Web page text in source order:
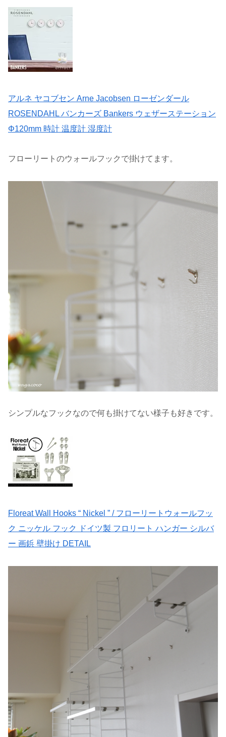
アルネ ヤコブセン Arne Jacobsen ローゼンダール
ROSENDAHL バンカーズ Bankers ウェザーステーション
Φ120mm 時計 温度計 湿度計
フローリートのウォールフックで掛けてます。
シンプルなフックなので何も掛けてない様子も好きです。
Floreat Wall Hooks “ Nickel ” / フローリートウォールフッ
ク ニッケル フック ドイツ製 フロリート ハンガー シルバ
ー 画鋲 壁掛け DETAIL